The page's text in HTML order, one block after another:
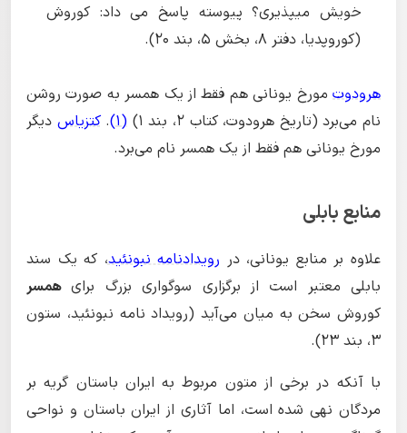
خویش میپذیری؟ پیوسته پاسخ می داد: کوروش
(کوروپدیا، دفتر ۸، بخش ۵، بند ۲۰).
هرودوت مورخ یونانی هم فقط از یک همسر به صورت روشن
نام می‌برد (تاریخ هرودوت، کتاب ۲، بند ۱)
(1)
.کتزیاس دیگر
مورخ یونانی هم فقط از یک همسر نام می‌برد.
منابع بابلی
علاوه بر منابع یونانی، در رویدادنامه نبونئید، که یک سند
بابلی معتبر است از برگزاری سوگواری بزرگ برایهمسر
کوروش سخن به میان می‌آید (رویداد نامه نبونئید، ستون
۳، بند ۲۳).
با آنکه در برخی از متون مربوط به ایران باستان گریه بر
مردگان نهی شده است، اما آثاری از ایران باستان و نواحی